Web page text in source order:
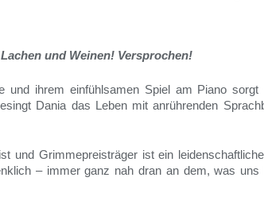
und Weinen! Versprochen!
und ihrem einfühlsamen Spiel am Piano
Dania das Leben mit anrührenden
und Grimmepreisträger ist ein
– immer ganz nah dran an dem, was uns